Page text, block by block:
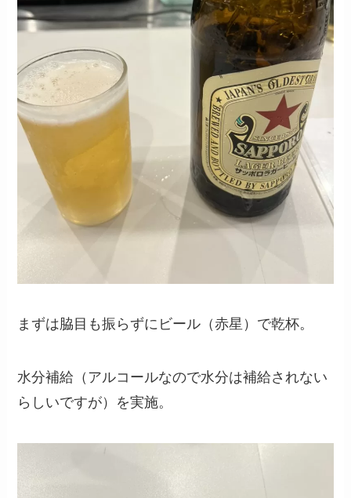
まずは脇目も振らずにビール（赤星）で乾杯。
水分補給（アルコールなので水分は補給されない
らしいですが）を実施。